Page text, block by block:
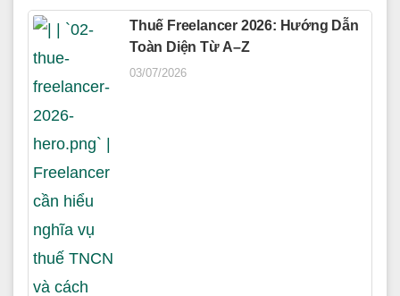
Thuế Freelancer 2026: Hướng Dẫn
Toàn Diện Từ A–Z
03/07/2026